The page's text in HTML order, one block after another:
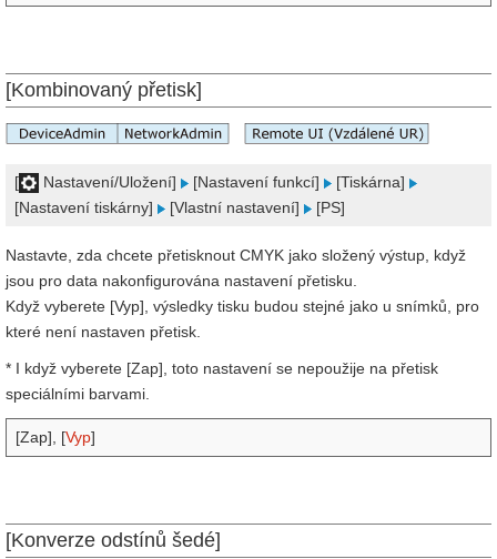
[Kombinovaný přetisk]
[ Nastavení/Uložení] [Nastavení funkcí]
[Tiskárna]
[Nastavení tiskárny]
[Vlastní nastavení] [PS]
Nastavte, zda chcete přetisknout CMYK jako složený výstup, když
jsou pro data nakonfigurována nastavení přetisku.
Když vyberete [Vyp], výsledky tisku budou stejné jako u snímků, pro
které není nastaven přetisk.
* I když vyberete [Zap], toto nastavení se nepoužije na přetisk
speciálními barvami.
[Zap], [Vyp]
[Konverze odstínů šedé]